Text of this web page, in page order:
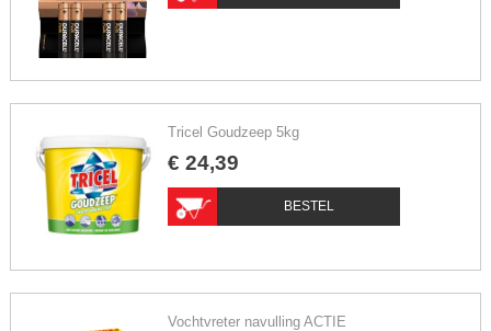
Tricel Goudzeep 5kg
€ 24,39
BESTEL
Vochtvreter navulling ACTIE